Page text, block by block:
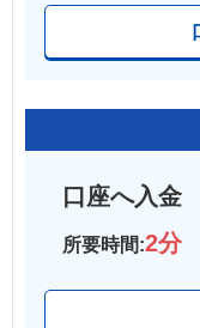
口座へ入金
所要時間:2分